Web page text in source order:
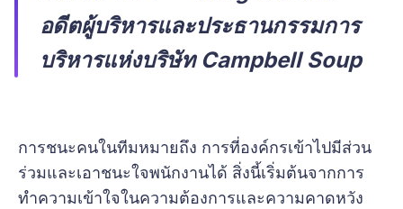
อดีตผู้บริหารและประธานกรรมการ
บริหารแห่งบริษัท Campbell Soup
การชนะคนในทีมหมายถึง การที่องค์กรเข้าไปมีส่วน
ร่วมและเอาชนะใจพนักงานได้ สิ่งนี้เริ่มต้นจากการ
ทำความเข้าใจในความต้องการและความคาดหวัง